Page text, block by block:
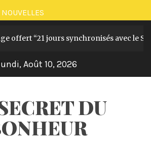
offert “21 jours synchronisés avec le
Août 10, 2026
DU